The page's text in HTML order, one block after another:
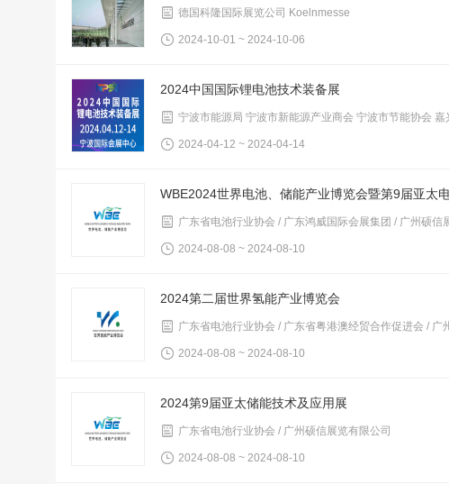
德国科隆国际展览公司 Koelnmesse
2024-10-01 ~ 2024-10-06
2024中国国际锂电池技术装备展
宁波市能源局 宁波市新能源产业商会 宁波市节能协会
2024-04-12 ~ 2024-04-14
WBE2024世界电池、储能产业博览会暨第9届亚太
广东省电池行业协会 / 广东鸿威国际会展集团 / 广州硕信
2024-08-08 ~ 2024-08-10
2024第二届世界氢能产业博览会
广东省电池行业协会 / 广东省粤港澳经贸合作促进会 / 广
2024-08-08 ~ 2024-08-10
2024第9届亚太储能技术及应用展
广东省电池行业协会 / 广州硕信展览有限公司
2024-08-08 ~ 2024-08-10